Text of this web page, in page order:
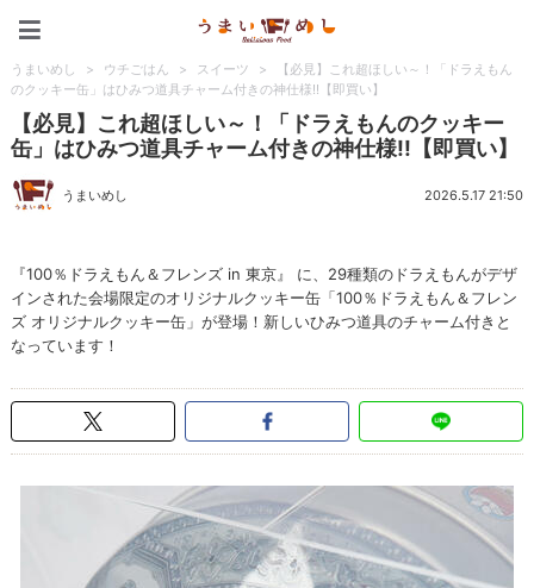
うまいめし > ウチごはん > スイーツ >
【必見】これ超ほしい～！「ドラえもん
のクッキー缶」はひみつ道具チャーム付きの神仕様!!【即買い】
【必見】これ超ほしい～！「ドラえもんのクッキー
缶」はひみつ道具チャーム付きの神仕様!!【即買い】
うまいめし 2026.5.17 21:50
『100％ドラえもん＆フレンズ in 東京』 に、29種類のドラえもんがデザ
インされた会場限定のオリジナルクッキー缶「100％ドラえもん＆フレン
ズ オリジナルクッキー缶」が登場！新しいひみつ道具のチャーム付きと
なっています！